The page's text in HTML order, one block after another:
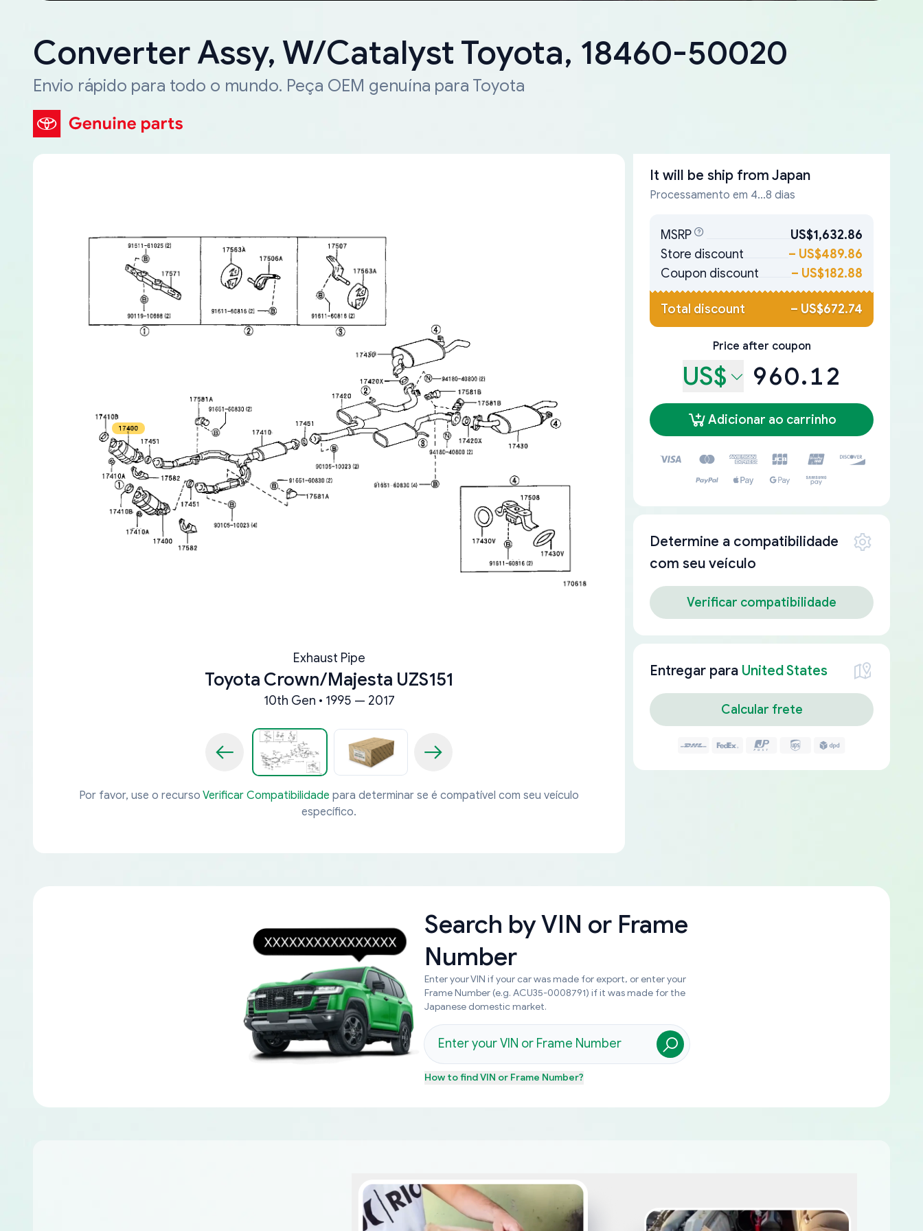
Converter Assy, W/Catalyst Toyota, 18460-50020
Envio rápido para todo o mundo. Peça OEM genuína para Toyota
Exhaust Pipe
Toyota Crown/Majesta UZS151
10th Gen • 1995 — 2017
Por favor, use o recurso Verificar Compatibilidade para determinar se é compatível com seu veículo
específico.
It will be ship from Japan
Processamento em 4...8 dias
MSRP
US$1,632.86
Store discount
– US$489.86
Coupon discount
– US$182.88
Total discount – US$672.74
Price after coupon
US$ 960.12
Adicionar ao carrinho
Determine a compatibilidade
com seu veículo
Verificar compatibilidade
Entregar para United States
Calcular frete
Search byVIN or Frame
Number
Enter your VIN if your car was made for export, or enter your
Frame Number (e.g. ACU35-0008791) if it was made for the
Japanese domestic market.
How to findVIN or Frame Number?